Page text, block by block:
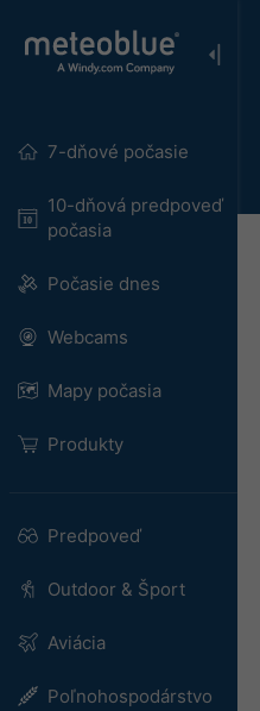
7-dňové počasie
10-dňová predpoveď
počasia
Počasie dnes
Webcams
Mapy počasia
Produkty
Predpoveď
Outdoor & Šport
Aviácia
Poľnohospodárstvo